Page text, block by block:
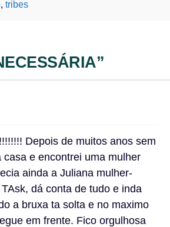
, tribes
Depois de muitos anos sem
e encontrei uma mulher
ainda a Juliana mulher-
dá conta de tudo e inda
a bruxa ta solta e no maximo
em frente. Fico orgulhosa